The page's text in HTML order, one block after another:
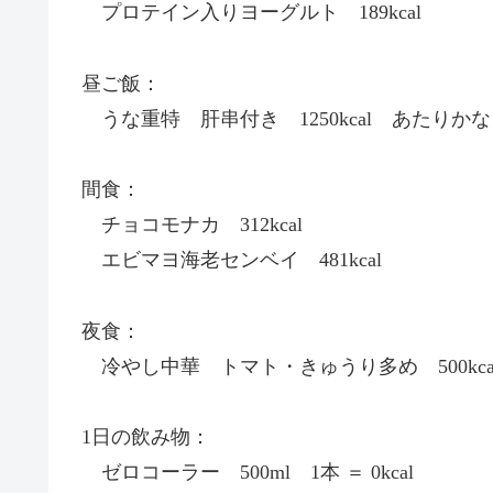
プロテイン入りヨーグルト 189kcal
昼ご飯：
うな重特 肝串付き 1250kcal あたりかな
間食：
チョコモナカ 312kcal
エビマヨ海老センベイ 481kcal
夜食：
冷やし中華 トマト・きゅうり多め
1日の飲み物：
ゼロコーラー 500ml 1本 ＝ 0kcal